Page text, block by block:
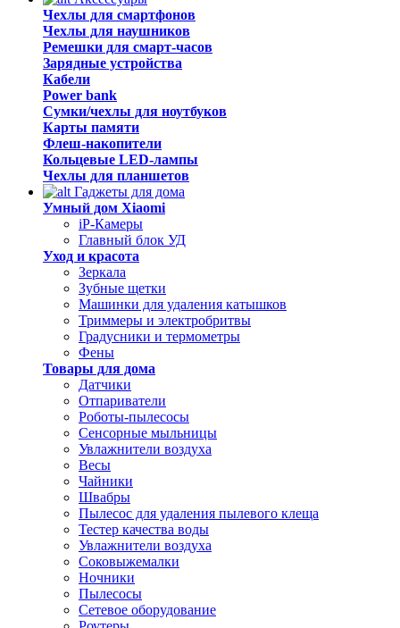
Чехлы для смартфонов
Чехлы для наушников
Ремешки для смарт-часов
Зарядные устройства
Кабели
Power bank
Сумки/чехлы для ноутбуков
Карты памяти
Флеш-накопители
Кольцевые LED-лампы
Чехлы для планшетов
Гаджеты для дома
Умный дом Xiaomi
iP-Камеры
Главный блок УД
Уход и красота
Зеркала
Зубные щетки
Машинки для удаления катышков
Триммеры и электробритвы
Градусники и термометры
Фены
Товары для дома
Датчики
Отпариватели
Роботы-пылесосы
Сенсорные мыльницы
Увлажнители воздуха
Весы
Чайники
Швабры
Пылесос для удаления пылевого клеща
Тестер качества воды
Увлажнители воздуха
Соковыжемалки
Ночники
Пылесосы
Сетевое оборудование